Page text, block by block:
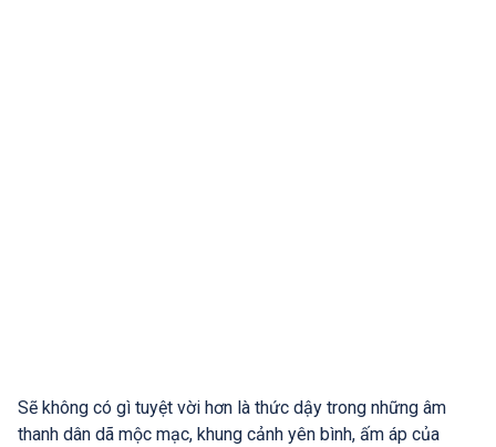
Sẽ không có gì tuyệt vời hơn là thức dậy trong những âm
thanh dân dã mộc mạc, khung cảnh yên bình, ấm áp của